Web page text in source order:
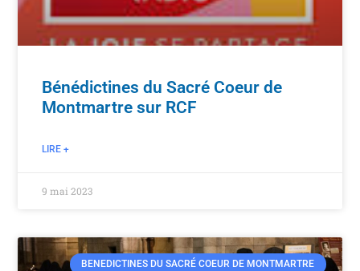
Bénédictines du Sacré Coeur de
Montmartre sur RCF
LIRE +
9 mai 2023
BENEDICTINES DU SACRÉ COEUR DE MONTMARTRE